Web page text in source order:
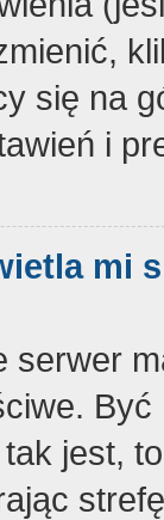
się na
i
mi
serwer
jest,